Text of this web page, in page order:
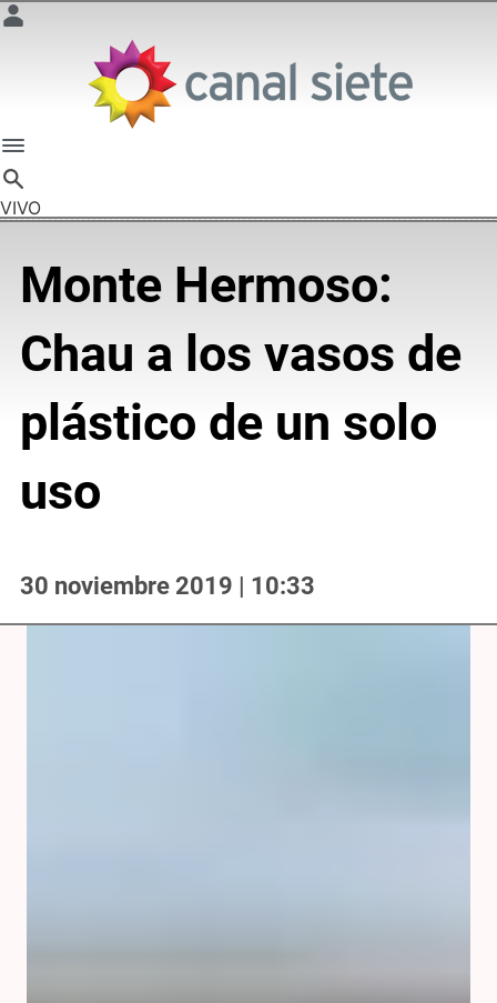
VIVO
Monte Hermoso:
Chau a los vasos de
plástico de un solo
uso
30 noviembre 2019 | 10:33